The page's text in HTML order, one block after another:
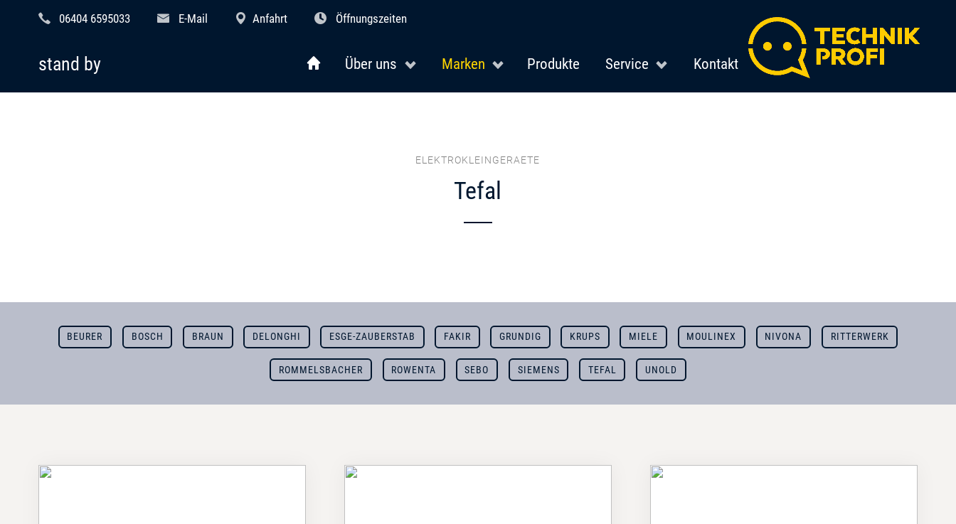
06404 6595033 E-Mail Anfahrt Öffnungszeiten
Über uns Marken Produkte Service Kontakt
stand by
ELEKTROKLEINGERAETE
Tefal
BEURER BOSCH BRAUN DELONGHI ESGE-ZAUBERSTAB FAKIR GRUNDIG KRUPS MIELE MOULINEX NIVONA RITTERWERK
ROMMELSBACHER ROWENTA SEBO SIEMENS TEFAL UNOLD